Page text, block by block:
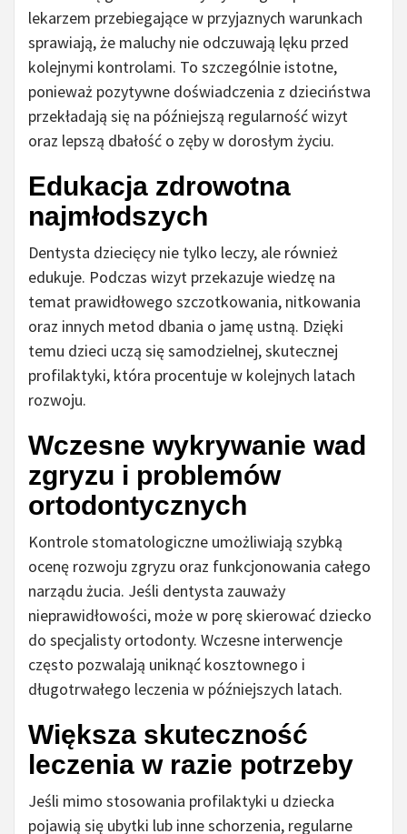
lekarzem przebiegające w przyjaznych warunkach
sprawiają, że maluchy nie odczuwają lęku przed
kolejnymi kontrolami. To szczególnie istotne,
ponieważ pozytywne doświadczenia z dzieciństwa
przekładają się na późniejszą regularność wizyt
oraz lepszą dbałość o zęby w dorosłym życiu.
Edukacja zdrowotna
najmłodszych
Dentysta dziecięcy nie tylko leczy, ale również
edukuje. Podczas wizyt przekazuje wiedzę na
temat prawidłowego szczotkowania, nitkowania
oraz innych metod dbania o jamę ustną. Dzięki
temu dzieci uczą się samodzielnej, skutecznej
profilaktyki, która procentuje w kolejnych latach
rozwoju.
Wczesne wykrywanie wad
zgryzu i problemów
ortodontycznych
Kontrole stomatologiczne umożliwiają szybką
ocenę rozwoju zgryzu oraz funkcjonowania całego
narządu żucia. Jeśli dentysta zauważy
nieprawidłowości, może w porę skierować dziecko
do specjalisty ortodonty. Wczesne interwencje
często pozwalają uniknąć kosztownego i
długotrwałego leczenia w późniejszych latach.
Większa skuteczność
leczenia w razie potrzeby
Jeśli mimo stosowania profilaktyki u dziecka
pojawią się ubytki lub inne schorzenia, regularne